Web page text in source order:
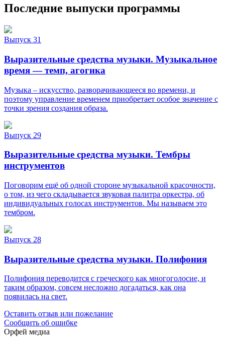
Последние выпуски программы
Выпуск 31
Выразительные средства музыки. Музыкальное
время — темп, агогика
Музыка – искусство, разворачивающееся во времени, и
поэтому управление временем приобретает особое значение с
точки зрения создания образа.
Выпуск 29
Выразительные средства музыки. Тембры
инструментов
Поговорим ещё об одной стороне музыкальной красочности,
о том, из чего складывается звуковая палитра оркестра, об
индивидуальных голосах инструментов. Мы называем это
тембром.
Выпуск 28
Выразительные средства музыки. Полифония
Полифония переводится с греческого как многоголосие, и
таким образом, совсем несложно догадаться, как она
появилась на свет.
Оставить отзыв или пожелание
Сообщить об ошибке
Орфей медиа